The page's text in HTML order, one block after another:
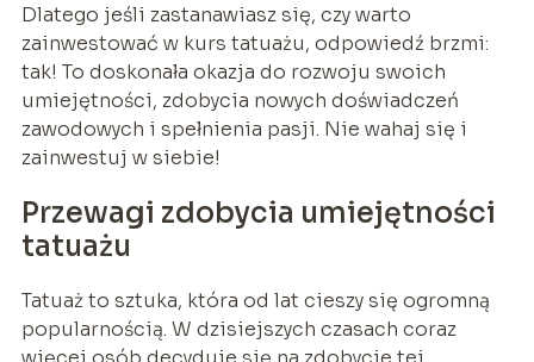
Dlatego jeśli zastanawiasz się, czy warto
zainwestować w kurs tatuażu, odpowiedź brzmi:
tak! To doskonała okazja do rozwoju swoich
umiejętności, zdobycia nowych doświadczeń
zawodowych i spełnienia pasji. Nie wahaj się i
zainwestuj w siebie!
Przewagi zdobycia umiejętności
tatuażu
Tatuaż to sztuka, która od lat cieszy się ogromną
popularnością. W dzisiejszych czasach coraz